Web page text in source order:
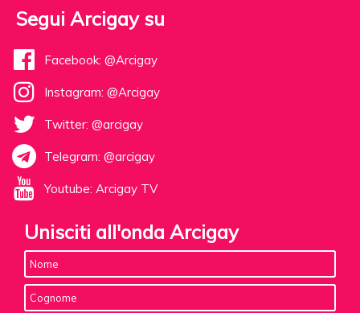
Segui Arcigay su
Facebook: @Arcigay
Instagram: @Arcigay
Twitter: @arcigay
Telegram: @arcigay
Youtube: Arcigay TV
Unisciti all'onda Arcigay